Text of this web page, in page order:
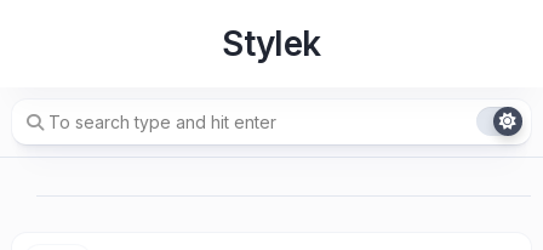
Stylek